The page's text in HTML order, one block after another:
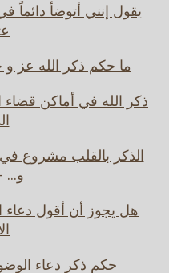
يقول إنني أتوضأ دائماً
ما حكم ذكر الله عز و
ذكر الله في أماكن قضاء
الذكر بالقلب مشروع
و...
هل يجوز أن أقول دعاء
حكم ذكر دعاء